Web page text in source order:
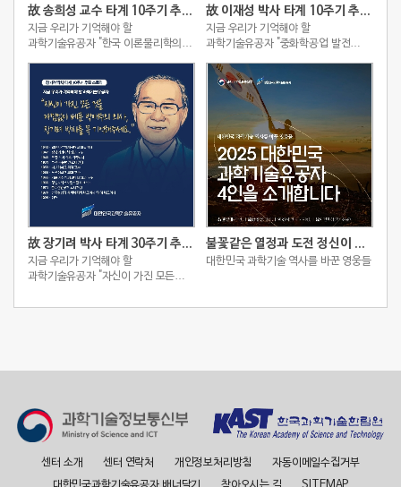
故 송희성 교수 타계 10주기 추모 스토리
지금 우리가 기억해야 할
과학기술유공자 "한국 이론물리학의
故 이재성 박사 타계 10주기 추모 스토리
지금 우리가 기억해야 할
과학기술유공자 "중화학공업 발전
故 장기려 박사 타계 30주기 추모 스토리
지금 우리가 기억해야 할
과학기술유공자 "자신이 가진 모든
장기려 박사를 꼭 기억해주세요."
불꽃같은 열정과 도전 정신이 빚어낸 2025 대한민국 과학기술유공자 4인
대한민국 과학기술 역사를 바꾼 영웅들
센터 소개 센터 연락처 개인정보처리방침
자동이메일수집거부